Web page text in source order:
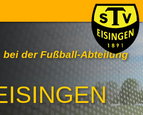
bei der Fußball-Abteilung